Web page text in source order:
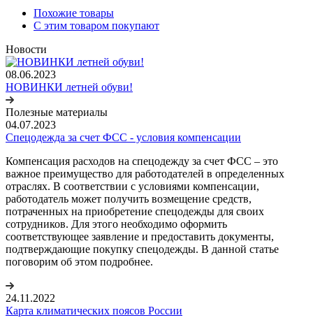
Похожие товары
С этим товаром покупают
Новости
08.06.2023
НОВИНКИ летней обуви!
Полезные материалы
04.07.2023
Спецодежда за счет ФСС - условия компенсации
Компенсация расходов на спецодежду за счет ФСС – это
важное преимущество для работодателей в определенных
отраслях. В соответствии с условиями компенсации,
работодатель может получить возмещение средств,
потраченных на приобретение спецодежды для своих
сотрудников. Для этого необходимо оформить
соответствующее заявление и предоставить документы,
подтверждающие покупку спецодежды. В данной статье
поговорим об этом подробнее.
24.11.2022
Карта климатических поясов России